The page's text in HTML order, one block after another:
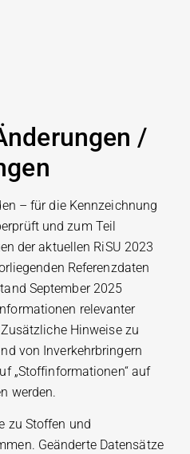
/
– für die Kennzeichnung
und zum Teil
der aktuellen RiSU 2023
Referenzdaten
September 2025
relevanter
Hinweise zu
von Inverkehrbringern
„Stoffinformationen“ auf
werden.
zu Stoffen und
Geänderte Datensätze